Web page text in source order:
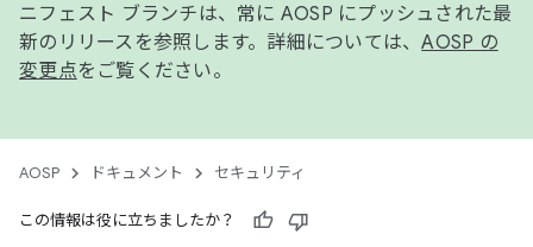
ニフェスト ブランチは、常に AOSP にプッシュされた最
新のリリースを参照します。詳細については、AOSP の
変更点をご覧ください。
AOSP ドキュメント セキュリティ
この情報は役に立ちましたか？